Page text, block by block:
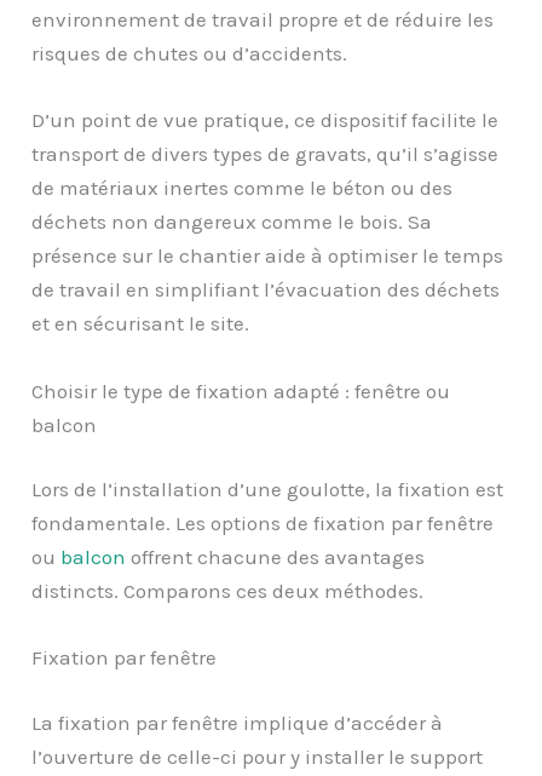
environnement de travail propre et de réduire les
risques de chutes ou d’accidents.
D’un point de vue pratique, ce dispositif facilite le
transport de divers types de gravats, qu’il s’agisse
de matériaux inertes comme le béton ou des
déchets non dangereux comme le bois. Sa
présence sur le chantier aide à optimiser le temps
de travail en simplifiant l’évacuation des déchets
et en sécurisant le site.
Choisir le type de fixation adapté : fenêtre ou
balcon
Lors de l’installation d’une goulotte, la fixation est
fondamentale. Les options de fixation par fenêtre
ou balcon offrent chacune des avantages
distincts. Comparons ces deux méthodes.
Fixation par fenêtre
La fixation par fenêtre implique d’accéder à
l’ouverture de celle-ci pour y installer le support